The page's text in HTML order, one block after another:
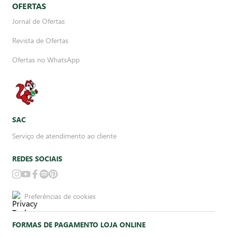
OFERTAS
Jornal de Ofertas
Revista de Ofertas
Ofertas no WhatsApp
SAC
Serviço de atendimento ao cliente
REDES SOCIAIS
Preferências de cookies
FORMAS DE PAGAMENTO LOJA ONLINE